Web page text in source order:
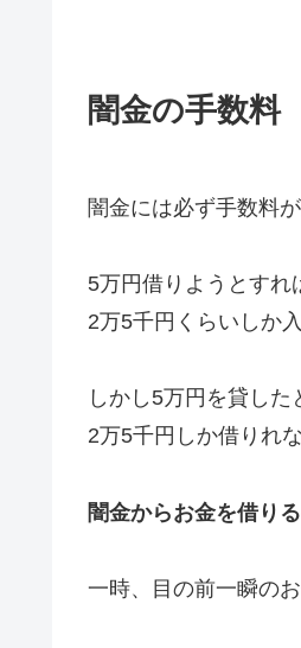
闇金の手数料
闇金には必ず手数料
5万円借りようとすれ
2万5千円くらいしか
しかし5万円を貸した
2万5千円しか借りれ
闇金からお金を借り
一時、目の前一瞬の